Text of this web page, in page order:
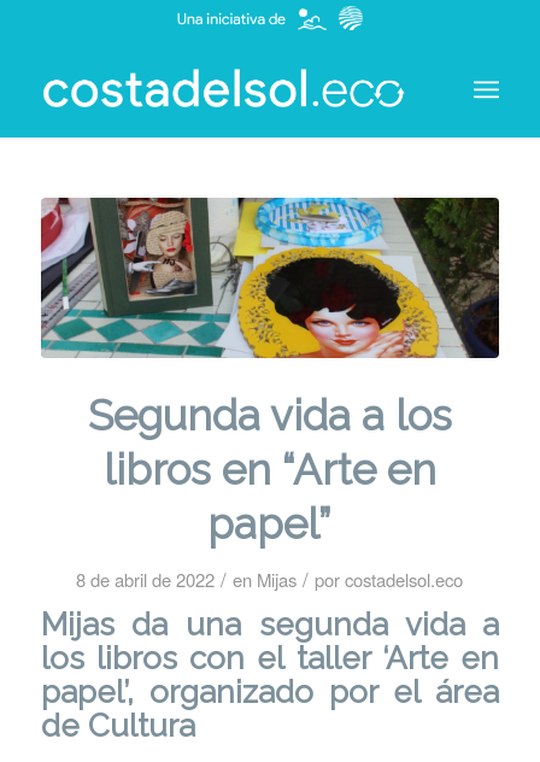
Segunda vida a los
libros en “Arte en
papel”
8 de abril de 2022 / en Mijas / porcostadelsol.eco
Mijas da una segunda vida a
los libros con el taller ‘Arte en
papel’, organizado por el área
de Cultura